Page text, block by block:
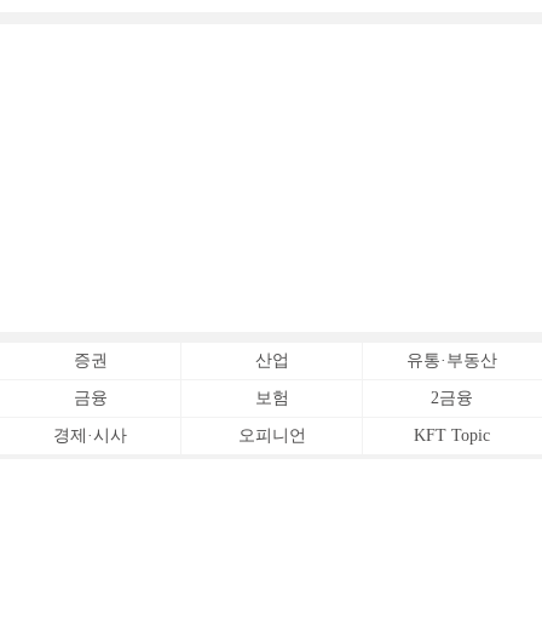
증권 산업 유통·부동산
금융 보험 2금융
경제·시사 오피니언 KFT Topic